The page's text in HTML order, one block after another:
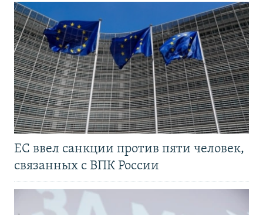
ЕС ввел санкции против пяти человек,
связанных с ВПК России